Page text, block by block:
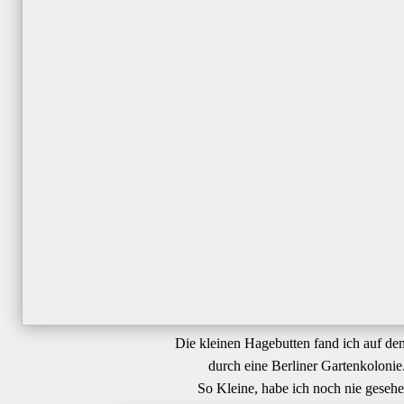
Die kleinen Hagebutten fand ich auf
durch eine Berliner
So Kleine, habe ich noch nie